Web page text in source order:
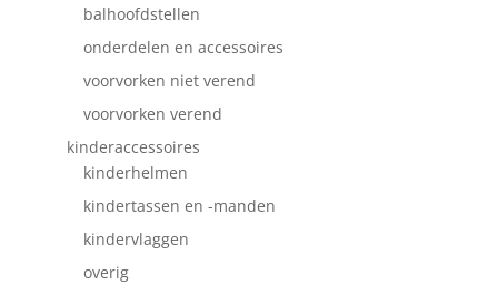
balhoofdstellen
onderdelen en accessoires
voorvorken niet verend
voorvorken verend
kinderaccessoires
kinderhelmen
kindertassen en -manden
kindervlaggen
overig